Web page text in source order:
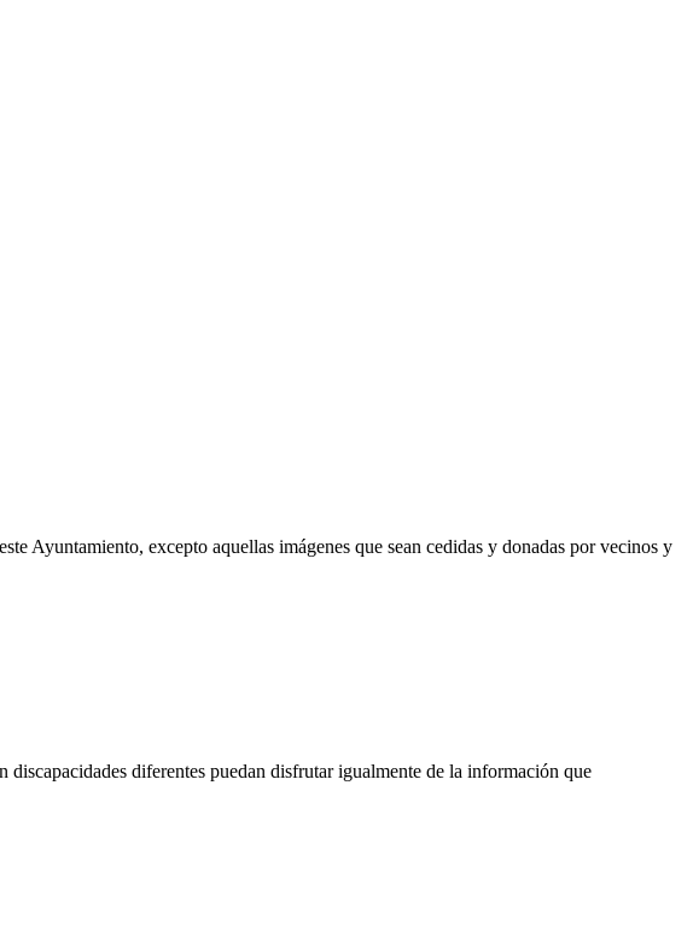
Ayuntamiento, excepto aquellas imágenes que sean cedidas y donadas por vecinos y
diferentes puedan disfrutar igualmente de la información que